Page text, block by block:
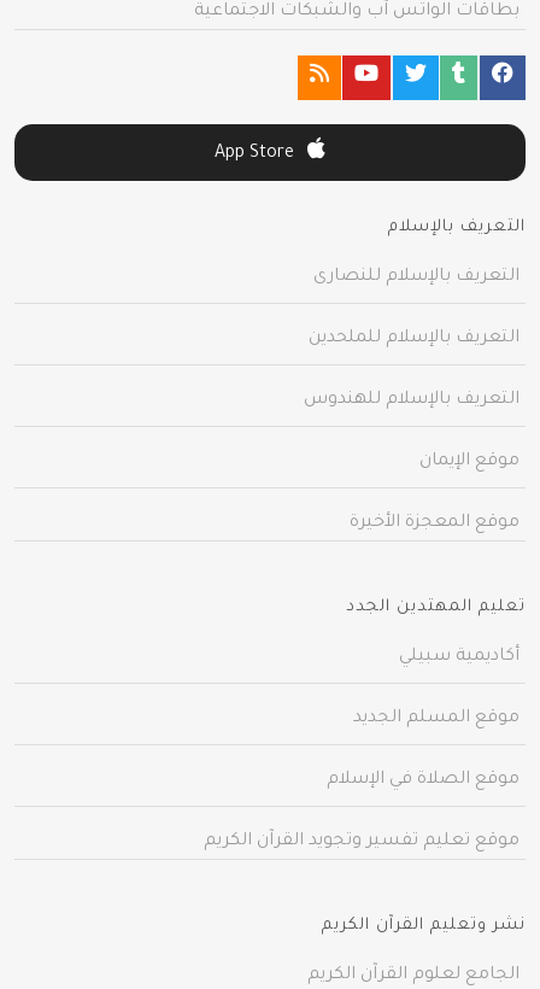
بطاقات الواتس آب والشبكات الاجتماعية
التعريف بالإسلام
التعريف بالإسلام للنصارى
التعريف بالإسلام للملحدين
التعريف بالإسلام للهندوس
موقع الإيمان
موقع المعجزة الأخيرة
تعليم المهتدين الجدد
أكاديمية سبيلي
موقع المسلم الجديد
موقع الصلاة في الإسلام
موقع تعليم تفسير وتجويد القرآن الكريم
نشر وتعليم القرآن الكريم
الجامع لعلوم القرآن الكريم